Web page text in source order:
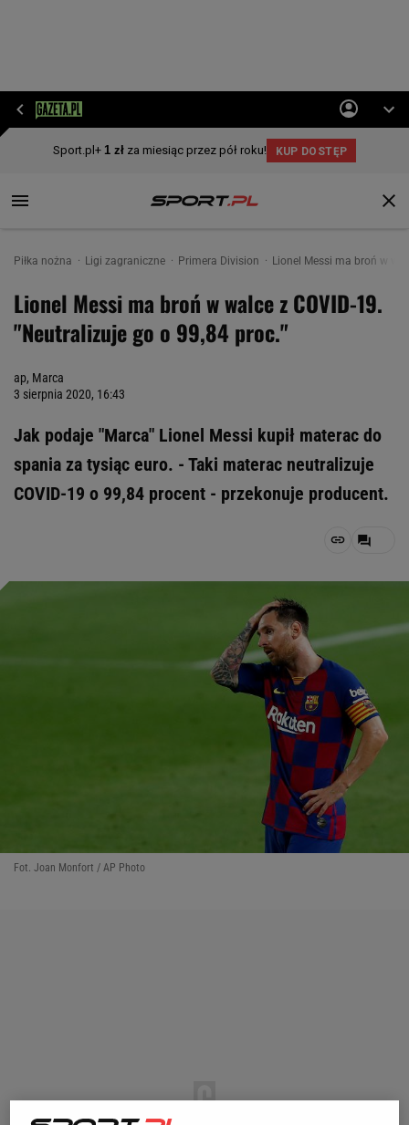
Piłka nożna Ligi zagraniczne Primera Division Lionel Messi ma broń w
Lionel Messi ma broń w walce z COVID-19.
"Neutralizuje go o 99,84 proc."
ap, Marca
3 sierpnia 2020, 16:43
Jak podaje "Marca" Lionel Messi kupił materac do
spania za tysiąc euro. - Taki materac neutralizuje
COVID-19 o 99,84 procent - przekonuje producent.
Fot. Joan Monfort / AP Photo